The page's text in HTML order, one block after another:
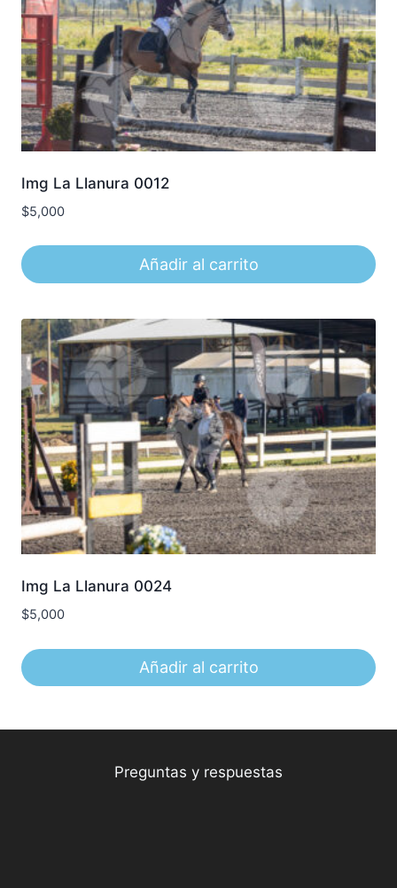
Img La Llanura 0012
$5,000
Añadir al carrito
Img La Llanura 0024
$5,000
Añadir al carrito
Preguntas y respuestas